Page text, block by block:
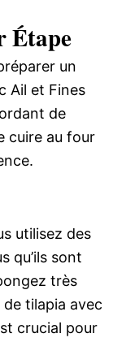
Étape
un
Ail et Fines
de
cuire au four
utilisez des
qu’ils sont
très
tilapia avec
crucial pour